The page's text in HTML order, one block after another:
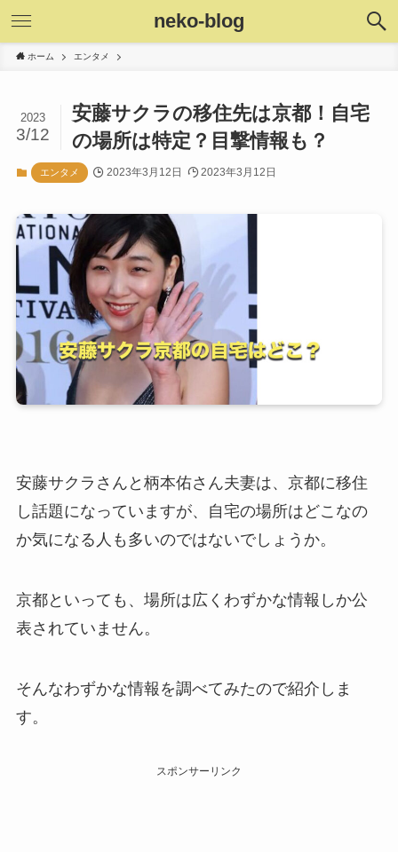
neko-blog
ホーム エンタメ
安藤サクラの移住先は京都！自宅
の場所は特定？目撃情報も？
2023
3/12
エンタメ 2023年3月12日 2023年3月12日
安藤サクラさんと柄本佑さん夫妻は、京都に移住
し話題になっていますが、自宅の場所はどこなの
か気になる人も多いのではないでしょうか。
京都といっても、場所は広くわずかな情報しか公
表されていません。
そんなわずかな情報を調べてみたので紹介しま
す。
スポンサーリンク